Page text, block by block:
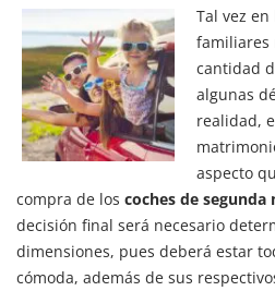
Tal vez
familiares
cantidad
algunas
realidad,
aspecto
compra de los coches de segunda
decisión final será necesario
dimensiones, pues deberá estar
cómoda, además de sus